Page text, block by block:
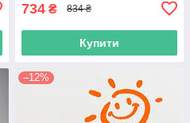
734 ₴ 834 ₴
Купити
–12%